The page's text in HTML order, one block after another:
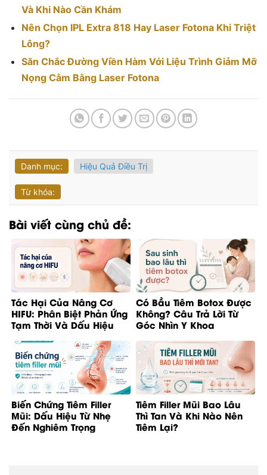
Và Khi Nào Cần Khám
Nên Chọn IPL Extra 818 Hay Laser Fotona Khi Triệt
Lông?
Săn Chắc Đường Viền Hàm Với Liệu Trình Giảm Mỡ
Nọng Cằm Bằng Laser Fotona
Danh mục: Hiệu Quả Điều Trị
Từ khóa:
Bài viết cùng chủ đề:
Tác Hại Của Nâng Cơ
HIFU: Phân Biệt Phản Ứng
Tạm Thời Và Dấu Hiệu
Có Bầu Tiêm Botox Được
Không? Câu Trả Lời Từ
Góc Nhìn Y Khoa
Biến Chứng Tiêm Filler
Mũi: Dấu Hiệu Từ Nhẹ
Đến Nghiêm Trọng
Tiêm Filler Mũi Bao Lâu
Thì Tan Và Khi Nào Nên
Tiêm Lại?